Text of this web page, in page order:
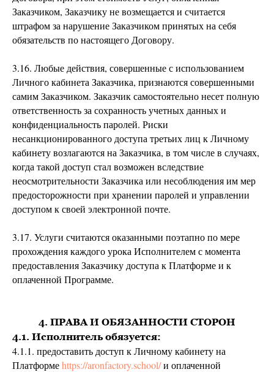
Заказчиком, Заказчику не возмещается и считается
штрафом за нарушение Заказчиком принятых на себя
обязательств по настоящего Договору.
3.16. Любые действия, совершенные с использованием
Личного кабинета Заказчика, признаются совершенными
самим Заказчиком. Заказчик самостоятельно несет полную
ответственность за сохранность учетных данных и
конфиденциальность паролей. Риски
несанкционированного доступа третьих лиц к Личному
кабинету возлагаются на Заказчика, в том числе в случаях,
когда такой доступ стал возможен вследствие
неосмотрительности Заказчика или несоблюдения им мер
предосторожности при хранении паролей и управлении
доступом к своей электронной почте.
3.17. Услуги считаются оказанными поэтапно по мере
прохождения каждого урока Исполнителем с момента
предоставления Заказчику доступа к Платформе и к
оплаченной Программе.
4. ПРАВА И ОБЯЗАННОСТИ СТОРОН
4.1. Исполнитель обязуется:
4.1.1. предоставить доступ к Личному кабинету на
Платформеhttps://aronfactory.school/и оплаченной